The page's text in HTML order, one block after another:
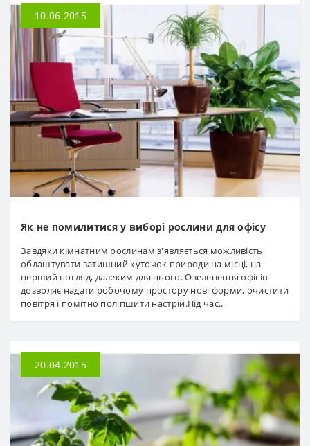
10.06.2015
Як не помилитися у виборі рослини для офісу
Завдяки кімнатним рослинам з'являється можливість
облаштувати затишний куточок природи на місці, на
перший погляд, далеким для цього. Озеленення офісів
дозволяє надати робочому простору нові форми, очистити
повітря і помітно поліпшити настрій.Під час..
20.04.2015